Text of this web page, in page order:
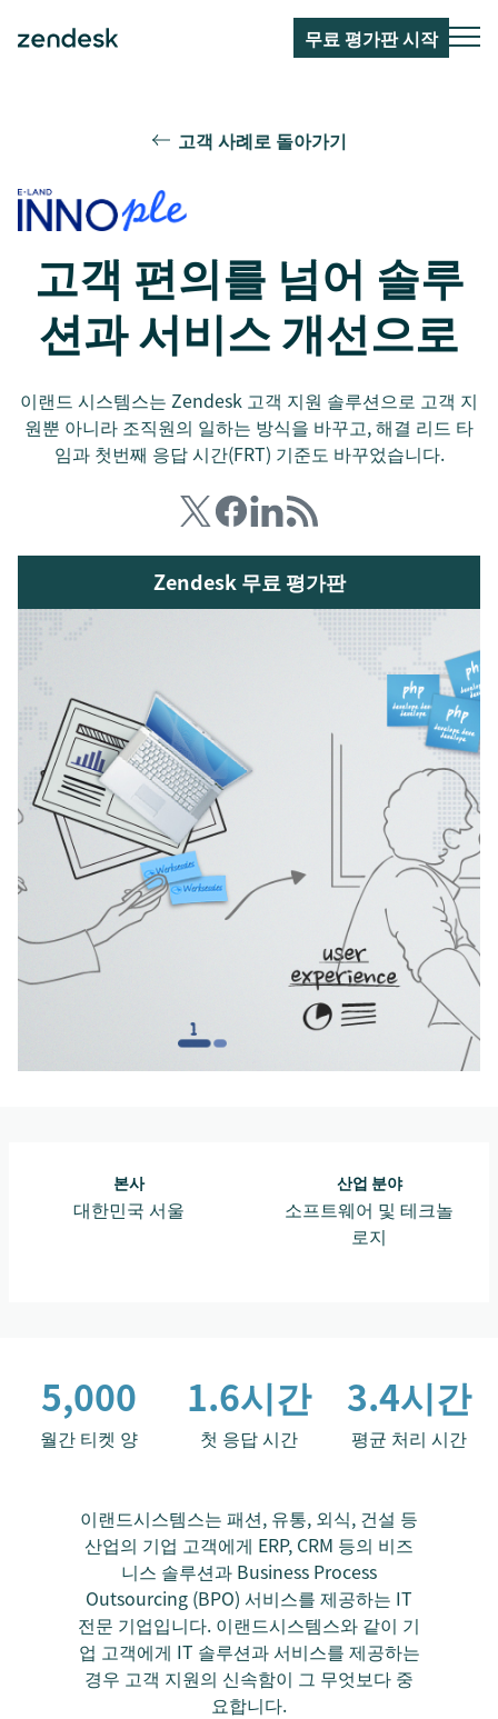
무료 평가판 시작
고객 사례로 돌아가기
고객 편의를 넘어 솔루
션과 서비스 개선으로
이랜드 시스템스는 Zendesk 고객 지원 솔루션으로 고객 지
원뿐 아니라 조직원의 일하는 방식을 바꾸고, 해결 리드 타
임과 첫번째 응답 시간(FRT) 기준도 바꾸었습니다.
Zendesk 무료 평가판
본사
대한민국 서울
산업 분야
소프트웨어 및 테크놀
로지
5,000
월간 티켓 양
1.6시간
첫 응답 시간
3.4시간
평균 처리 시간
이랜드시스템스는 패션, 유통, 외식, 건설 등
산업의 기업 고객에게 ERP, CRM 등의 비즈
니스 솔루션과 Business Process
Outsourcing (BPO) 서비스를 제공하는 IT
전문 기업입니다. 이랜드시스템스와 같이 기
업 고객에게 IT 솔루션과 서비스를 제공하는
경우 고객 지원의 신속함이 그 무엇보다 중
요합니다.